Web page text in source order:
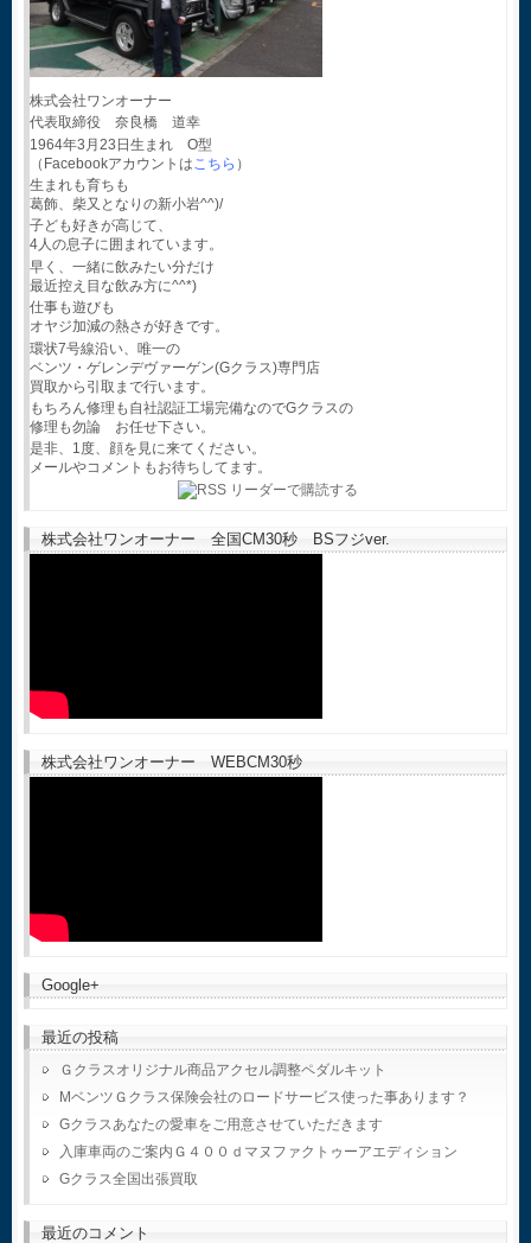
株式会社ワンオーナー
代表取締役 奈良橋 道幸
1964年3月23日生まれ O型
（Facebookアカウントは こちら ）
生まれも育ちも
葛飾、柴又となりの新小岩^^)/
子ども好きが高じて、
4人の息子に囲まれています。
早く、一緒に飲みたい分だけ
最近控え目な飲み方に^^*)
仕事も遊びも
オヤジ加減の熱さが好きです。
環状7号線沿い、唯一の
ベンツ・ゲレンデヴァーゲン(Gクラス)専門店
買取から引取まで行います。
もちろん修理も自社認証工場完備なのでGクラスの
修理も勿論 お任せ下さい。
是非、1度、顔を見に来てください。
メールやコメントもお待ちしてます。
株式会社ワンオーナー 全国CM30秒 BSフジver.
株式会社ワンオーナー WEBCM30秒
Google+
最近の投稿
Ｇクラスオリジナル商品アクセル調整ペダルキット
MベンツＧクラス保険会社のロードサービス使った事あります？
Gクラスあなたの愛車をご用意させていただきます
入庫車両のご案内Ｇ４００ｄマヌファクトゥーアエディション
Gクラス全国出張買取
最近のコメント